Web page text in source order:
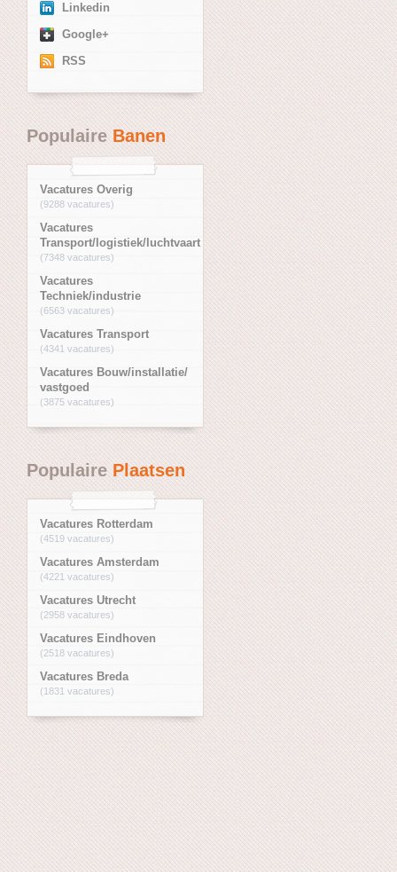
Linkedin
Google+
RSS
PopulaireBanen
Vacatures Overig
(9288 vacatures)
Vacatures
Transport/logistiek/luchtvaart
(7348 vacatures)
Vacatures
Techniek/industrie
(6563 vacatures)
Vacatures Transport
(4341 vacatures)
Vacatures Bouw/installatie/
vastgoed
(3875 vacatures)
PopulairePlaatsen
Vacatures Rotterdam
(4519 vacatures)
Vacatures Amsterdam
(4221 vacatures)
Vacatures Utrecht
(2958 vacatures)
Vacatures Eindhoven
(2518 vacatures)
Vacatures Breda
(1831 vacatures)